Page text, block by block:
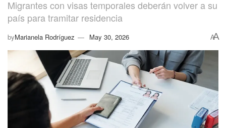
Migrantes con visas temporales deberán volver a su
país para tramitar residencia
byMarianela Rodríguez May 30, 2026 AA